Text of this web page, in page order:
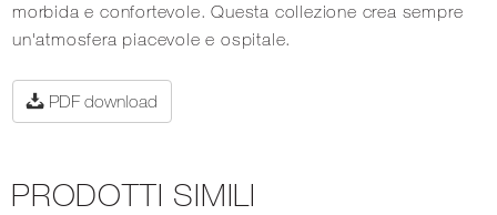
morbida e confortevole. Questa collezione crea sempre
un'atmosfera piacevole e ospitale.
PDF download
PRODOTTI SIMILI